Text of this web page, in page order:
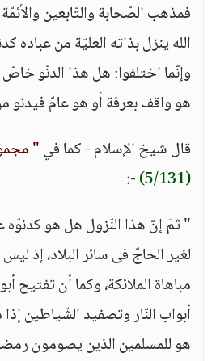
فمذهب الصّحابة والتّابعين
الله ينزل بذاته العليّة من عباده
وإنّما اختلفوا: هل هذا الدنّو
هو واقف بعرفة أو هو عامّ فيدنو
قال شيخ الإسلام - كما في"
(5/131)
-:
" ثمّ إنّ هذا النّزول هل هو
لغير الحاجّ فى سائر البلاد، إذ
مباهاة الملائكة، وكما أن تفتيح
أبواب النّار وتصفيد الشّياطين
هو للمسلمين الذين يصومون